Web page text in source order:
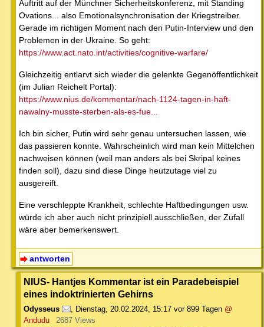
Auftritt auf der Münchner Sicherheitskonferenz, mit Standing
Ovations... also Emotionalsynchronisation der Kriegstreiber.
Gerade im richtigen Moment nach den Putin-Interview und den
Problemen in der Ukraine. So geht:
https://www.act.nato.int/activities/cognitive-warfare/
Gleichzeitig entlarvt sich wieder die gelenkte Gegenöffentlichkeit
(im Julian Reichelt Portal):
https://www.nius.de/kommentar/nach-1124-tagen-in-haft-
nawalny-musste-sterben-als-es-fue...
Ich bin sicher, Putin wird sehr genau untersuchen lassen, wie
das passieren konnte. Wahrscheinlich wird man kein Mittelchen
nachweisen können (weil man anders als bei Skripal keines
finden soll), dazu sind diese Dinge heutzutage viel zu
ausgereift.
Eine verschleppte Krankheit, schlechte Haftbedingungen usw.
würde ich aber auch nicht prinzipiell ausschließen, der Zufall
wäre aber bemerkenswert.
antworten
NIUS- Hantjes Kommentar ist ein Paradebeispiel
eines indoktrinierten Gehirns
Odysseus , Dienstag, 20.02.2024, 15:17 vor 899 Tagen @
Andudu
2687 Views